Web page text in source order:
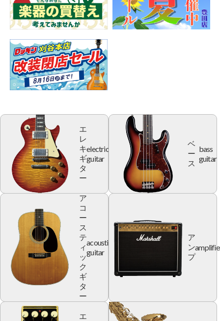
エ
レ
キ
ギ
タ
ー
electric
guitar
ベ
ー
ス
bass
guitar
ア
コ
ー
ス
テ
ィ
ッ
ク
ギ
タ
ー
acoustic
guitar
ア
ン
プ
エ